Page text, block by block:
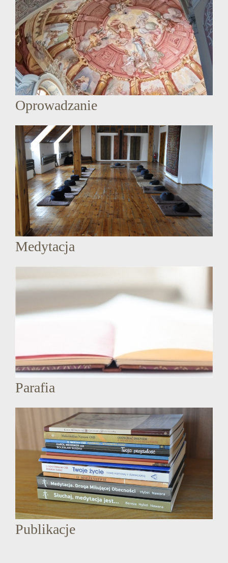
Oprowadzanie
Medytacja
Parafia
Publikacje